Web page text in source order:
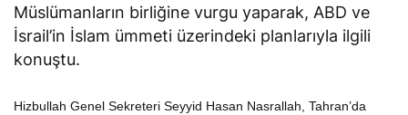
Müslümanların birliğine vurgu yaparak, ABD ve
İsrail’in İslam ümmeti üzerindeki planlarıyla ilgili
konuştu.
Hizbullah Genel Sekreteri Seyyid Hasan Nasrallah, Tahran’da